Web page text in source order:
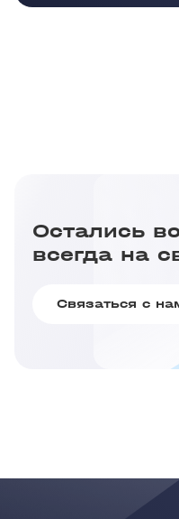
Остались
всегда на
Связаться с